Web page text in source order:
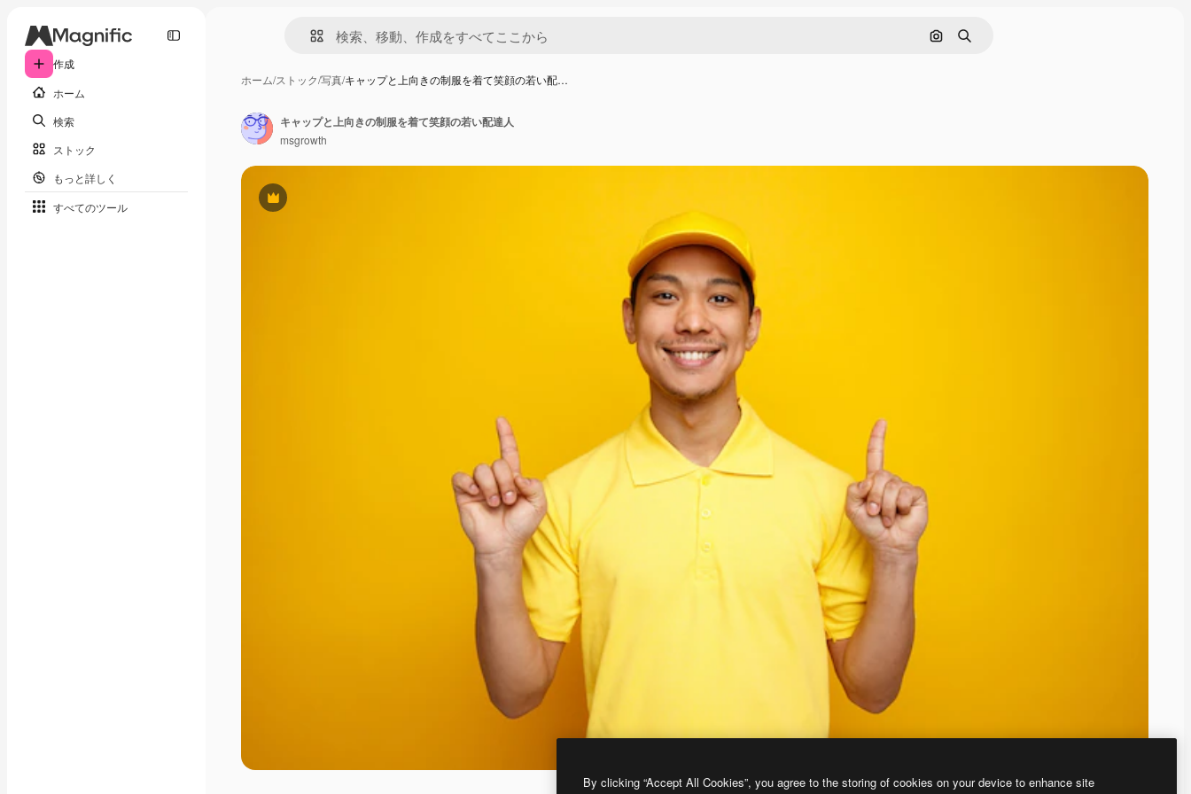
作成
ホーム
検索
ストック
もっと詳しく
すべてのツール
画像で検索
検索
ホーム/ストック/写真/キャップと上向きの制服を着て笑顔の若い配…
Premium
キャップと上向きの制服を着て笑顔の若い配達人
msgrowth
By clicking “Accept All Cookies”, you agree to the storing of cookies on your device to enhance site